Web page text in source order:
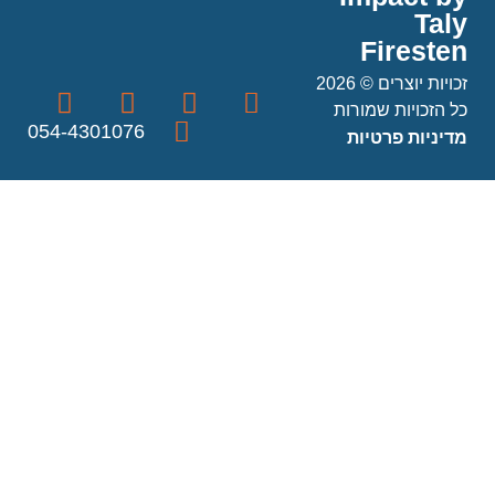
Taly
Firesten
זכויות יוצרים © 2026
כל הזכויות שמורות
מדיניות פרטיות
054-4301076